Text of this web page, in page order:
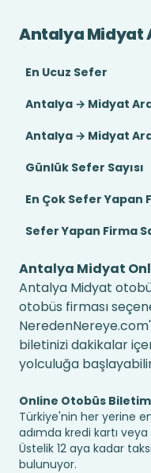
Antalya Midyat
En Ucuz Sefer
Antalya → Midyat
Antalya → Midyat
Günlük Sefer Sayısı
En Çok Sefer Yapan
Sefer Yapan Firma
Antalya Midyat
Antalya Midyat
otobüs firması
biletinizi dakikalar
yolculuğa
Online Otobüs
Türkiye'nin her yerine
adımda kredi kartı veya
Üstelik 12 aya kadar
bulunuyor.